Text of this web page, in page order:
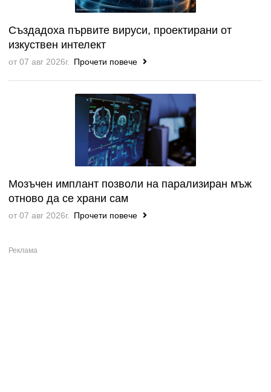
Създадоха първите вируси, проектирани от
изкуствен интелект
от 07 авг 2026г. Прочети повече
Мозъчен имплант позволи на парализиран мъж
отново да се храни сам
от 07 авг 2026г. Прочети повече